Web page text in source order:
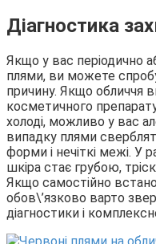
Діагностика
Якщо у вас періодично
плями, ви можете
причину. Якщо обличчя
косметичного
холоді, можливо у вас
випадку плями
форми і нечіткі межі. У
шкіра стає грубою,
Якщо самостійно
обов\’язково варто
діагностики і